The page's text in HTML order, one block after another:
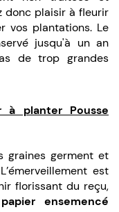
donc plaisir à fleurir
vos plantations. Le
jusqu'à un an
de trop grandes
à planter Pousse
graines germent et
est
florissant du reçu,
papier ensemencé